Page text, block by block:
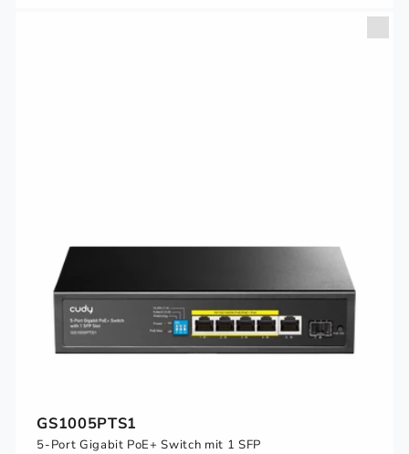
GS1005PTS1
5-Port Gigabit PoE+ Switch mit 1 SFP